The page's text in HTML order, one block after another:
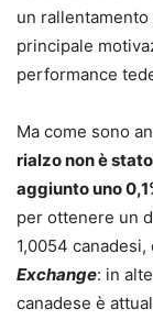
un
principale
performance
Ma come sono
rialzo non è
aggiunto uno
per ottenere un
1,0054
Exchange: in
canadese è